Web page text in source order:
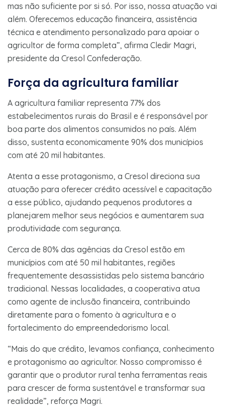
mas não suficiente por si só. Por isso, nossa atuação vai
além. Oferecemos educação financeira, assistência
técnica e atendimento personalizado para apoiar o
agricultor de forma completa”, afirma Cledir Magri,
presidente da Cresol Confederação.
Força da agricultura familiar
A agricultura familiar representa 77% dos
estabelecimentos rurais do Brasil e é responsável por
boa parte dos alimentos consumidos no país. Além
disso, sustenta economicamente 90% dos municípios
com até 20 mil habitantes.
Atenta a esse protagonismo, a Cresol direciona sua
atuação para oferecer crédito acessível e capacitação
a esse público, ajudando pequenos produtores a
planejarem melhor seus negócios e aumentarem sua
produtividade com segurança.
Cerca de 80% das agências da Cresol estão em
municípios com até 50 mil habitantes, regiões
frequentemente desassistidas pelo sistema bancário
tradicional. Nessas localidades, a cooperativa atua
como agente de inclusão financeira, contribuindo
diretamente para o fomento à agricultura e o
fortalecimento do empreendedorismo local.
“Mais do que crédito, levamos confiança, conhecimento
e protagonismo ao agricultor. Nosso compromisso é
garantir que o produtor rural tenha ferramentas reais
para crescer de forma sustentável e transformar sua
realidade”, reforça Magri.